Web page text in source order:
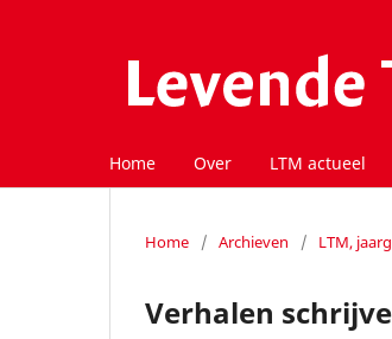
Home Over LTM actueel
Home / Archieven / LTM,
Verhalen